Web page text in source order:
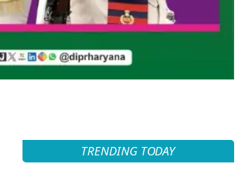
TRENDING TODAY